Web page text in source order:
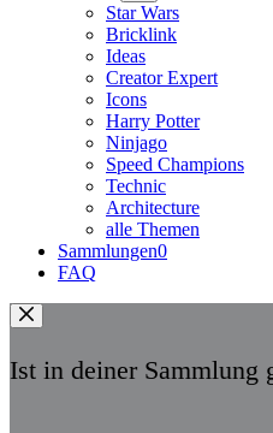
Star Wars
Bricklink
Ideas
Creator Expert
Icons
Harry Potter
Ninjago
Speed Champions
Technic
Architecture
alle Themen
Sammlungen0
FAQ
Ist in deiner Sammlung